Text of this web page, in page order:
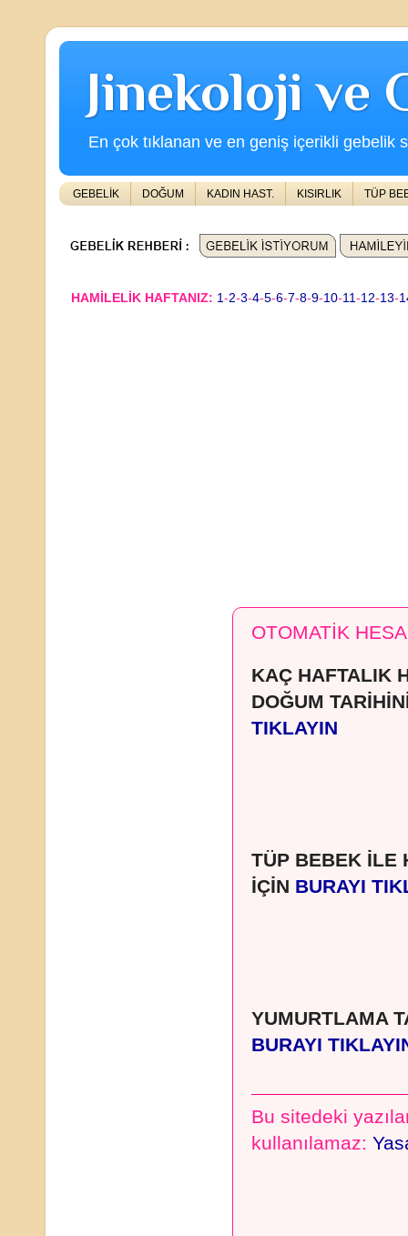
Jinekoloji ve
En çok tıklanan ve en geniş içerikli gebelik
GEBELİK DOĞUM KADIN HAST. KISIRLIK TÜP
HAMİLELİK HAFTANIZ: 1-2-3-4-5-6-7-8-9-10-11-12-13-
OTOMATİK
KAÇ HAFTALIK
DOĞUM
TIKLAYIN
TÜP BEBEK İLE
İÇİN BURAYI
YUMURTLAMA
BURAYI
Bu sitedeki
kullanılamaz: